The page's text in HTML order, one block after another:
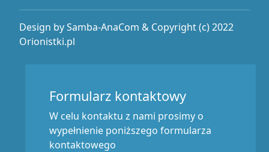
Design by Samba-AnaCom & Copyright (c) 2022
Orionistki.pl
Formularz kontaktowy
W celu kontaktu z nami prosimy o
wypełnienie poniższego formularza
kontaktowego